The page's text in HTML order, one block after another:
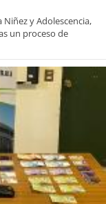
Niñez y Adolescencia,
un proceso de